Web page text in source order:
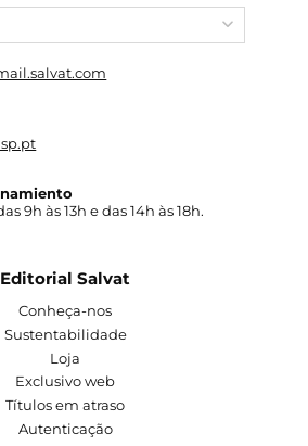
9h às 13h e das 14h às 18h.
Editorial Salvat
Conheça-nos
Sustentabilidade
Loja
Exclusivo web
Títulos em atraso
Autenticação